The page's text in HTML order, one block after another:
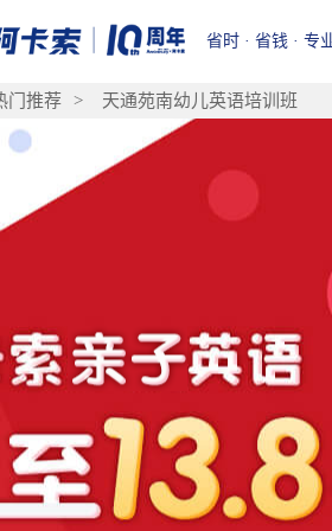
省时 · 省钱 · 专
门推荐 > 天通苑南幼儿英语培训班